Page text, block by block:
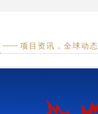
项目资讯，全球动态